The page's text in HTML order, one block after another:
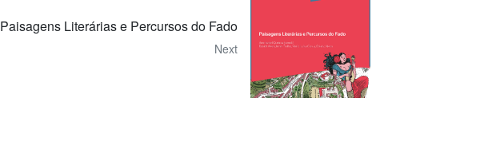
Paisagens Literárias e Percursos do Fado
Next